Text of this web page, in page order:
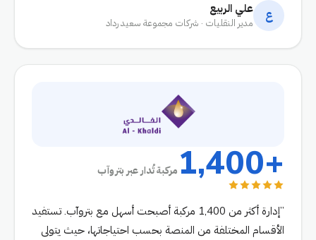
ع علي الربيع
مدير النقليات · شركات مجموعة سعيد رداد
+1,400 مركبة تُدار عبر بتروآب
إدارة أكثر من 1,400 مركبة أصبحت أسهل مع بتروآب. تستفيد
الأقسام المختلفة من المنصة بحسب احتياجاتها، حيث يتولى